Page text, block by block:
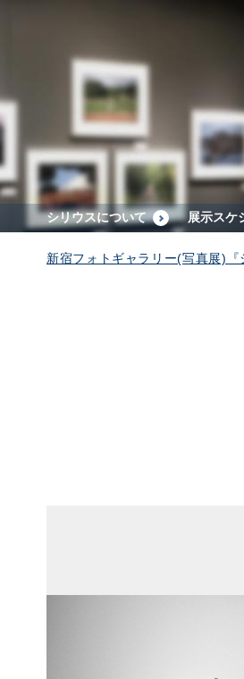
シリウスについて 展示スケ
新宿フォトギャラリー(写真展)『